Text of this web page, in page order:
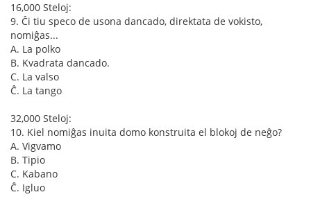
16,000 Steloj:
9. Ĉi tiu speco de usona dancado, direktata de vokisto,
nomiĝas...
A. La polko
B. Kvadrata dancado.
C. La valso
Ĉ. La tango
32,000 Steloj:
10. Kiel nomiĝas inuita domo konstruita el blokoj de neĝo?
A. Vigvamo
B. Tipio
C. Kabano
Ĉ. Igluo